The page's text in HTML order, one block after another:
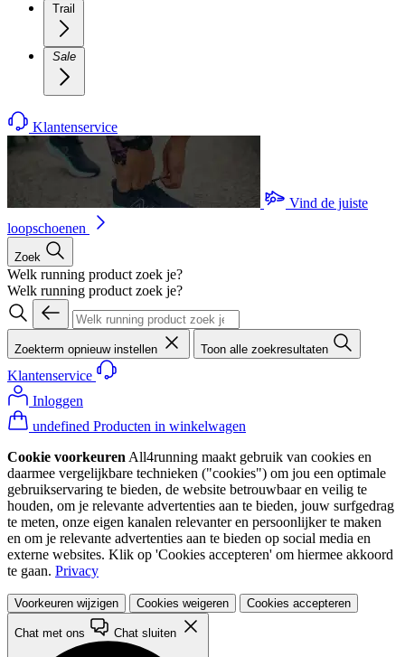
Trail
Sale
Klantenservice
Vind de juiste
loopschoenen
Zoek
Welk running product zoek je?
Welk running product zoek je?
Zoekterm opnieuw instellen Toon alle zoekresultaten
Klantenservice
Inloggen
undefined Producten in winkelwagen
Cookie voorkeuren All4running maakt gebruik van cookies en
daarmee vergelijkbare technieken ("cookies") om jou een optimale
gebruikservaring te bieden, de website betrouwbaar en veilig te
houden, om je relevante advertenties aan te bieden, jouw surfgedrag
te meten, onze eigen kanalen relevanter en persoonlijker te maken
en om je relevante advertenties aan te bieden op social media en
externe websites. Klik op 'Cookies accepteren' om hiermee akkoord
te gaan. Privacy
Voorkeuren wijzigen Cookies weigeren Cookies accepteren
Chat met ons Chat sluiten